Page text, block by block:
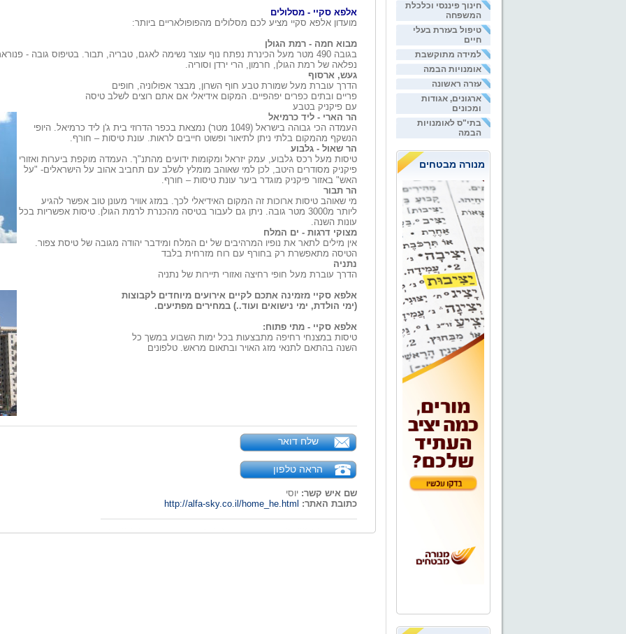
חינוך פיננסי וכלכלת
המשפחה
טיפול בעזרת בעלי
חיים
למידה מתוקשבת
אומנויות הבמה
עזרה ראשונה
ארגונים, אגודות
ומכונים
בתי"ס לאומנויות
הבמה
מנורה מבטחים
אלפא סקיי - מסלולים
מועדון אלפא סקיי מציע לכם מסלולים מהפופולאריים ביותר:
מבוא חמה - רמת הגולן
בגובה 490 מטר מעל הכינרת נפתח נוף עוצר נשימה לאגם, טבריה, תבור. בטיפוס גובה -
נפלאה של רמת הגולן, חרמון, הרי ירדן וסוריה.
געש, ארסוף
הדרך עוברת מעל שמורת טבע חוף השרון, מבצר אפולוניה, חופים
פריים ובתים כפרים יפהפיים. המקום אידיאלי אם אתם רוצים לשלב טיסה
עם פיקניק בטבע
הר הארי - ליד כרמיאל
העמדה הכי גבוהה בישראל (1049 מטר) נמצאת בכפר הדרוזי בית ג'ן ליד כרמיאל. היופי
הנשקף מהמקום בלתי ניתן לתיאור ופשוט חייבים לראות. עונת טיסות – חורף.
הר שאול - גלבוע
טיסות מעל רכס גלבוע, עמק יזראל ומקומות ידועים מהתנ"ך. העמדה מוקפת ביערות ואזורי
פיקניק מסודרים היטב, לכן למי שאוהב מומלץ לשלב עם תחביב אהוב על הישראלים- "על
האש" באזור פיקניק מוגדר ביער עונת טיסות – חורף.
הר תבור
מי שאוהב טיסות ארוכות זה המקום האידיאלי לכך. במזג אוויר מעונן טוב אפשר להגיע
ליותר מ3000 מטר גובה. ניתן גם לעבור בטיסה מהכנרת לרמת הגולן. טיסות אפשריות בכל
עונות השנה.
מצוקי דרגות - ים המלח
אין מילים לתאר את נופיו המרהיבים של ים המלח ומידבר יהודה מגובה של טיסת צפור.
הטיסה מתאפשרת רק בחורף עם רוח מזרחית בלבד
נתניה
הדרך עוברת מעל חופי רחיצה ואזורי תיירות של נתניה
אלפא סקיי מזמינה אתכם לקיים אירועים מיוחדים לקבוצות
(ימי הולדת, ימי נישואים ועוד..) במחירים מפתיעים.
אלפא סקיי - מתי פתוח:
טיסות במצנחי רחיפה מתבצעות בכל ימות השבוע במשך כל
השנה בהתאם לתנאי מזג האויר ובתאום מראש. טלפונים
שלח דואר
הראה טלפון
שם איש קשר: יוסי
כתובת האתר: http://alfa-sky.co.il/home_he.html